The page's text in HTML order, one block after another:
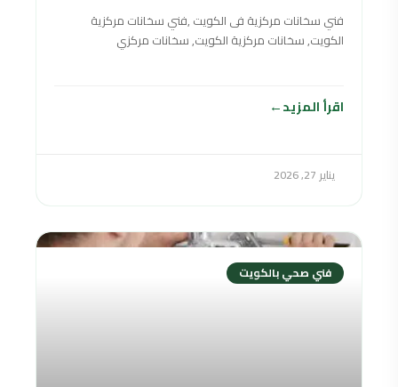
فني سخانات مركزية فى الكويت ,فني سخانات مركزية
الكويت, سخانات مركزية الكويت, سخانات مركزي
اقرأ المزيد
يناير 27, 2026
فني صحي بالكويت